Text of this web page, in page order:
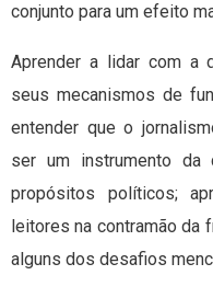
conjunto para um efeito
Aprender a lidar com a
seus mecanismos de
entender que o
ser um instrumento da
propósitos políticos;
leitores na contramão da
alguns dos desafios